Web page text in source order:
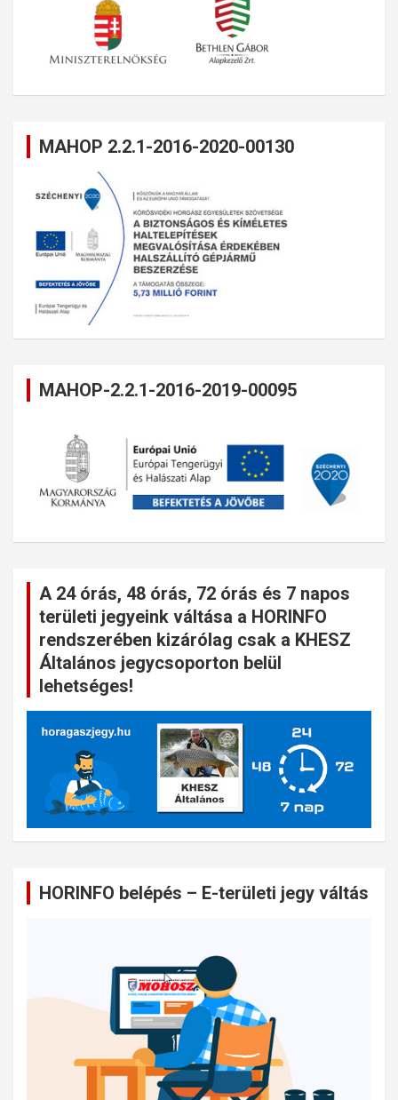
MAHOP 2.2.1-2016-2020-00130
MAHOP-2.2.1-2016-2019-00095
A 24 órás, 48 órás, 72 órás és 7 napos
területi jegyeink váltása a HORINFO
rendszerében kizárólag csak a KHESZ
Általános jegycsoporton belül
lehetséges!
HORINFO belépés – E-területi jegy váltás